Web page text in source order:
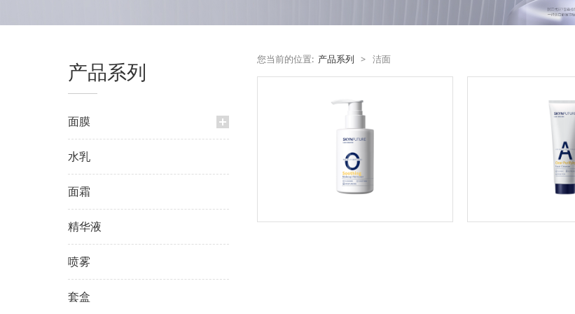
产品系列
面膜
水乳
面霜
精华液
喷雾
套盒
您当前的位置: 产品系列 > 洁面